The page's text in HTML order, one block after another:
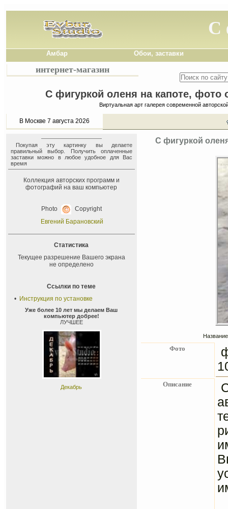
С
Амбар Обои, заставки
интернет-магазин
С фигуркой оленя на капоте, фото
Виртуальная арт галерея современной
В Москве 7 августа 2026
Покупая эту картинку вы делаете
правильный выбор. Получить оплаченные
заставки можно в любое удобное для Вас
время
Коллекция авторских программ и
фотографий на ваш компьютер
Photo
Copyright
Евгений Барановский
Статистика
Текущее разрешение Вашего экрана
не определено
Ссылки по теме
• Инструкция по установке
Уже более 10 лет мы делаем Ваш
компьютер добрее!
ЛУЧШЕЕ
Декабрь
С фигуркой
Фото
Описание